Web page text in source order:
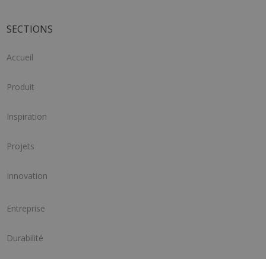
SECTIONS
Accueil
Produit
Inspiration
Projets
Innovation
Entreprise
Durabilité